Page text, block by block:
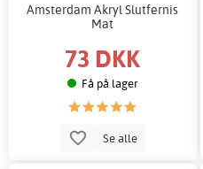
Amsterdam Akryl Slutfernis
Mat
73 DKK
Få på lager
Se alle